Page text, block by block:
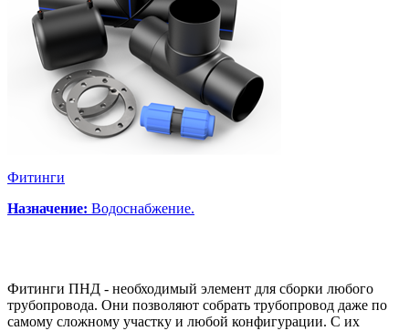
Фитинги
Назначение: Водоснабжение.
Фитинги ПНД - необходимый элемент для сборки любого
трубопровода. Они позволяют собрать трубопровод даже по
самому сложному участку и любой конфигурации. С их